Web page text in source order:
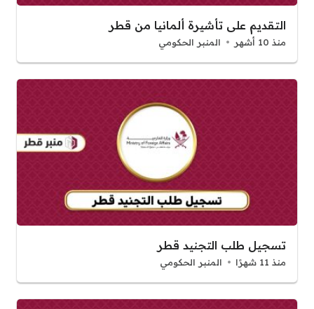
التقديم على تأشيرة ألمانيا من قطر
منذ 10 أشهر المنبر الحكومي
تسجيل طلب التجنيد قطر
منذ 11 شهرًا المنبر الحكومي